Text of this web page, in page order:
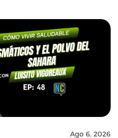
Ago 6, 2026